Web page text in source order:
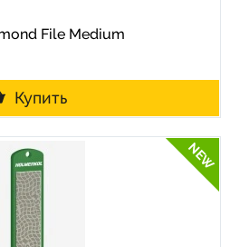
File Medium
Купить
NEW